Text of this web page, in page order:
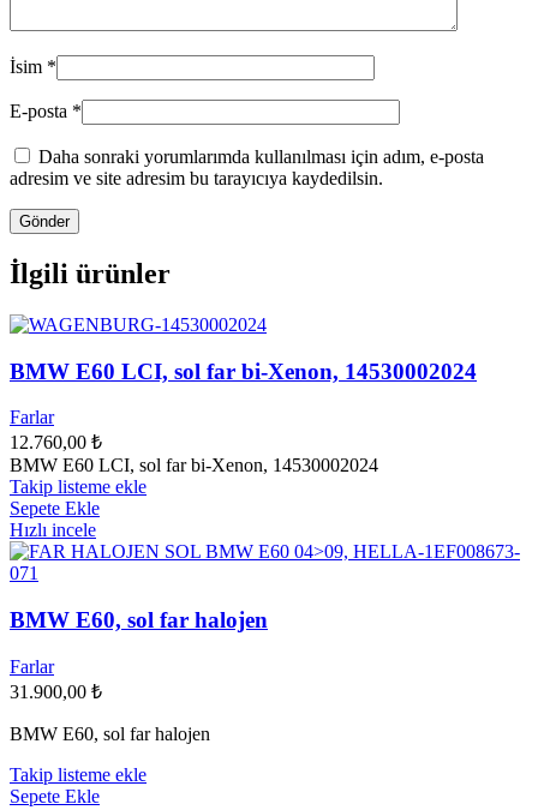
İsim *
E-posta *
Daha sonraki yorumlarımda kullanılması için adım, e-posta
adresim ve site adresim bu tarayıcıya kaydedilsin.
İlgili ürünler
BMW E60 LCI, sol far bi-Xenon, 14530002024
Farlar
12.760,00 ₺
BMW E60 LCI, sol far bi-Xenon, 14530002024
Takip listeme ekle
Sepete Ekle
Hızlı incele
BMW E60, sol far halojen
Farlar
31.900,00 ₺
BMW E60, sol far halojen
Takip listeme ekle
Sepete Ekle